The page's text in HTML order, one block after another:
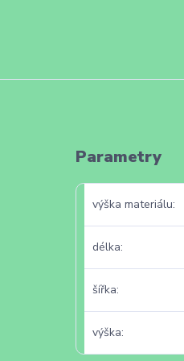
Parametry
výška materiálu
délka
šířka
výška